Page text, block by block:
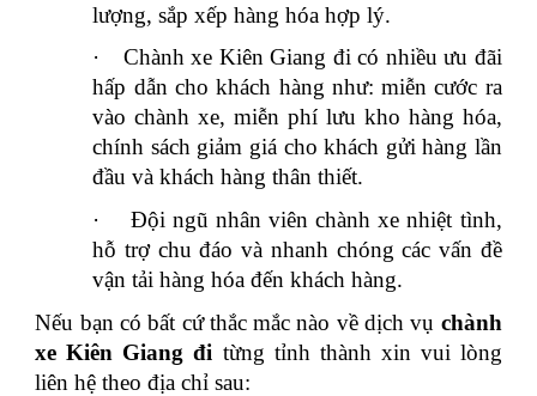
lượng, sắp xếp hàng hóa hợp lý.
·
Chành xe Kiên Giang đi có nhiều ưu đãi
hấp dẫn cho khách hàng như: miễn cước ra
vào chành xe, miễn phí lưu kho hàng hóa,
chính sách giảm giá cho khách gửi hàng lần
đầu và khách hàng thân thiết.
·
Đội ngũ nhân viên chành xe nhiệt tình,
hỗ trợ chu đáo và nhanh chóng các vấn đề
vận tải hàng hóa đến khách hàng.
Nếu bạn có bất cứ thắc mắc nào về dịch vụ chành
xe Kiên Giang đi từng tỉnh thành xin vui lòng
liên hệ theo địa chỉ sau: